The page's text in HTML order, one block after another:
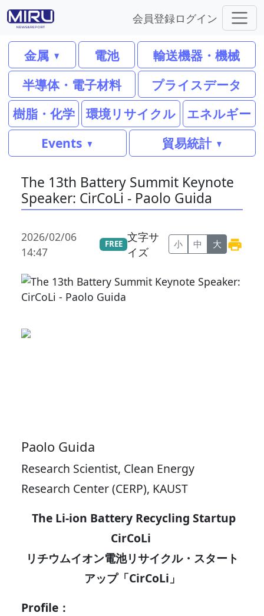
会員登録ログイン
金属 電池
輸送機器・機械
半導体・電子材料
プライスデータ
樹脂・化学
環境リサイクル
エネルギー
Events
貿易統計
The 13th Battery Summit Keynote
Speaker: CirCoLi - Paolo Guida
2026/02/06
14:47
FREE
文字サ
イズ
小 中 大
Paolo Guida
Research Scientist, Clean Energy
Research Center (CERP), KAUST
The Li-ion Battery Recycling Startup
CirCoLi
リチウムイオン電池リサイクル・スタート
アップ「CirCoLi」
Profile：